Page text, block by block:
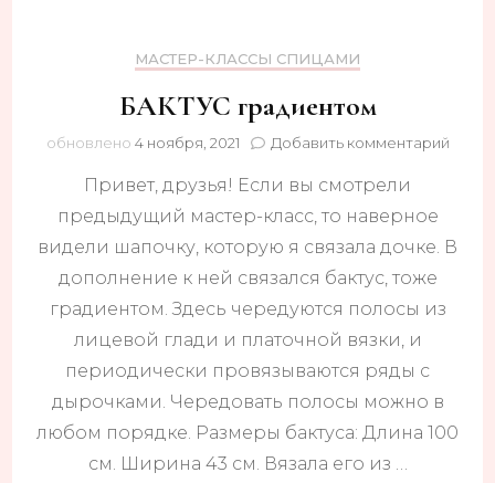
МАСТЕР-КЛАССЫ СПИЦАМИ
БАКТУС градиентом
обновлено 4 ноября, 2021 Добавить комментарийк
Привет, друзья! Если вы смотрели
предыдущий мастер-класс, то наверное
видели шапочку, которую я связала дочке. В
дополнение к ней связался бактус, тоже
градиентом. Здесь чередуются полосы из
лицевой глади и платочной вязки, и
периодически провязываются ряды с
дырочками. Чередовать полосы можно в
любом порядке. Размеры бактуса: Длина 100
см. Ширина 43 см. Вязала его из …